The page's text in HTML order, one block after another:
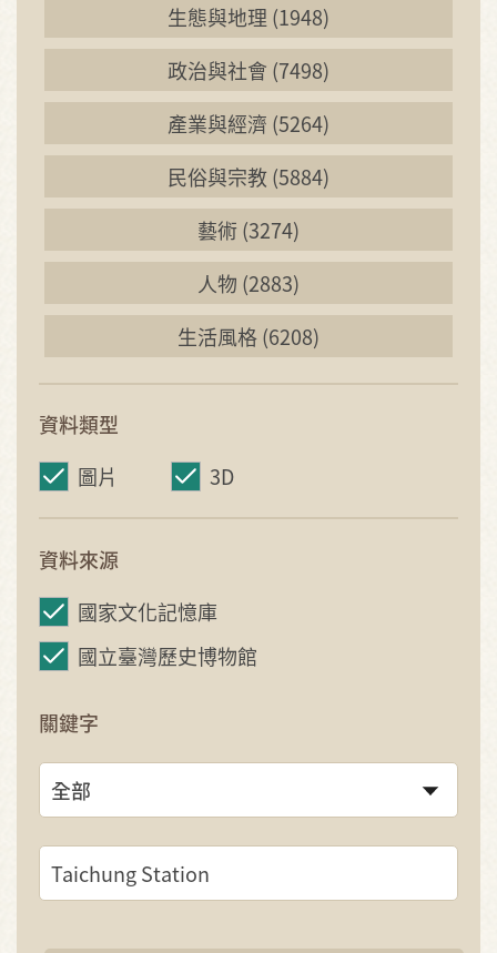
生態與地理 (1948)
政治與社會 (7498)
產業與經濟 (5264)
民俗與宗教 (5884)
藝術 (3274)
人物 (2883)
生活風格 (6208)
資料類型
圖片
3D
資料來源
國家文化記憶庫
國立臺灣歷史博物館
關鍵字